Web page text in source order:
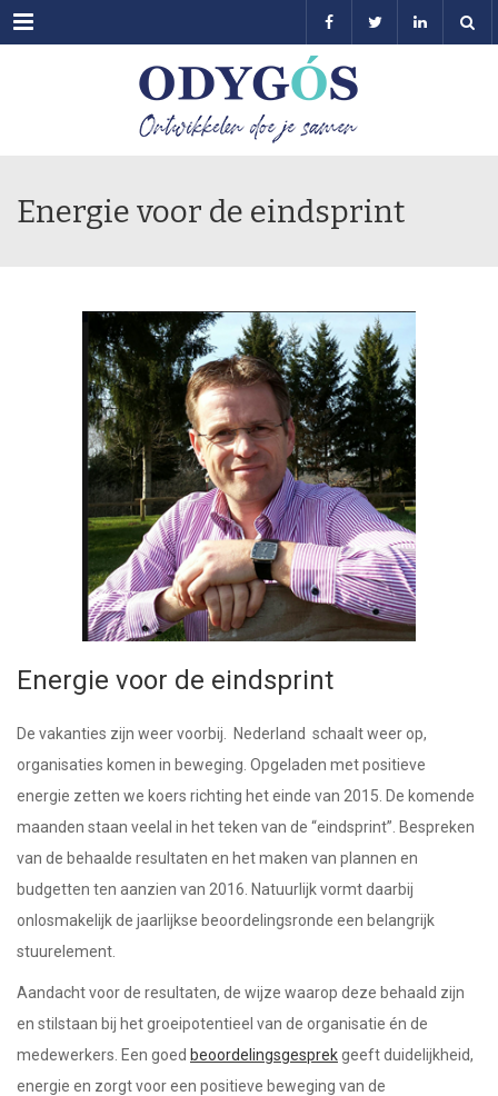
Menu
Energie voor de eindsprint
Energie voor de eindsprint
De vakanties zijn weer voorbij. Nederland schaalt weer op,
organisaties komen in beweging. Opgeladen met positieve
energie zetten we koers richting het einde van 2015. De komende
maanden staan veelal in het teken van de “eindsprint”. Bespreken
van de behaalde resultaten en het maken van plannen en
budgetten ten aanzien van 2016. Natuurlijk vormt daarbij
onlosmakelijk de jaarlijkse beoordelingsronde een belangrijk
stuurelement.
Aandacht voor de resultaten, de wijze waarop deze behaald zijn
en stilstaan bij het groeipotentieel van de organisatie én de
medewerkers. Een goed beoordelingsgesprekgeeft duidelijkheid,
energie en zorgt voor een positieve beweging van de